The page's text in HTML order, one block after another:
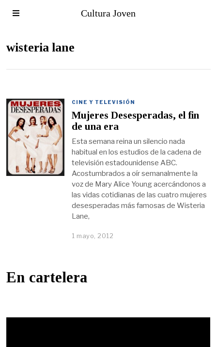
Cultura Joven
wisteria lane
CINE Y TELEVISIÓN
Mujeres Desesperadas, el fin
de una era
Esta semana reina un silencio nada
habitual en los estudios de la cadena de
televisión estadounidense ABC.
Acostumbrados a oír semanalmente la
voz de Mary Alice Young acercándonos a
las vidas cotidianas de las cuatro mujeres
desesperadas más famosas de Wisteria
Lane,
1 mayo, 2012
En cartelera